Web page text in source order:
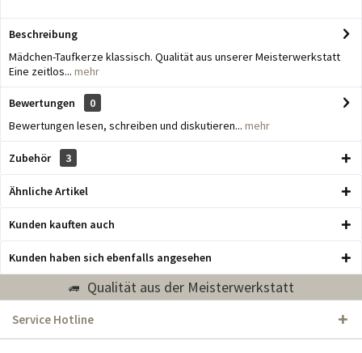
Beschreibung
Mädchen-Taufkerze klassisch. Qualität aus unserer Meisterwerkstatt
Eine zeitlos... mehr
Bewertungen
0
Bewertungen lesen, schreiben und diskutieren... mehr
Zubehör 3
Ähnliche Artikel
Kunden kauften auch
Kunden haben sich ebenfalls angesehen
Qualität aus der Meisterwerkstatt
Service Hotline